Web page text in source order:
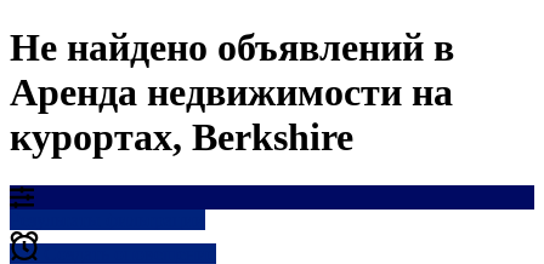
Не найдено объявлений в
Аренда недвижимости на
курортах, Berkshire